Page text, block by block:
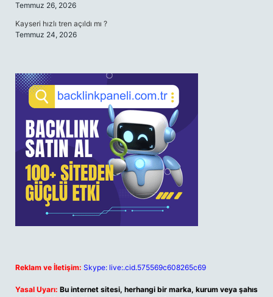
Temmuz 26, 2026
Kayseri hızlı tren açıldı mı ?
Temmuz 24, 2026
Reklam ve İletişim: Skype: live:.cid.575569c608265c69
Yasal Uyarı: Bu internet sitesi, herhangi bir marka, kurum veya şahıs